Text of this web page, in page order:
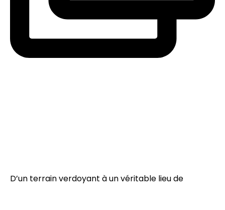
D’un terrain verdoyant à un véritable lieu de